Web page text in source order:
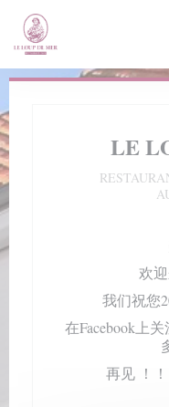
LE
欢
我们祝您
在Facebook上
再见 ！